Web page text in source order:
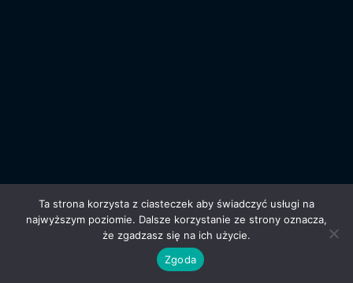
Ta strona korzysta z ciasteczek aby świadczyć usługi na
najwyższym poziomie. Dalsze korzystanie ze strony oznacza,
że zgadzasz się na ich użycie.
Zgoda